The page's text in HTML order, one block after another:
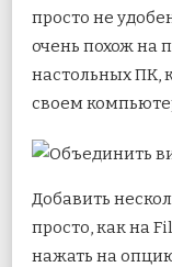
просто не
очень похож на
настольных ПК,
своем
Добавить
просто, как на
нажать на